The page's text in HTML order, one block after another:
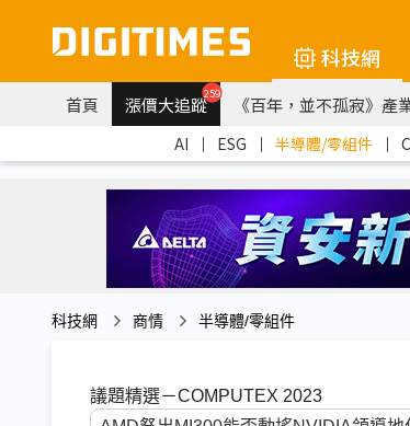
科技網
首頁 漲價大追蹤259 《百年，並不孤寂》產
AI ｜ ESG ｜ 半導體/零組件 ｜
科技網 商情 半導體/零組件
議題精選－COMPUTEX 2023